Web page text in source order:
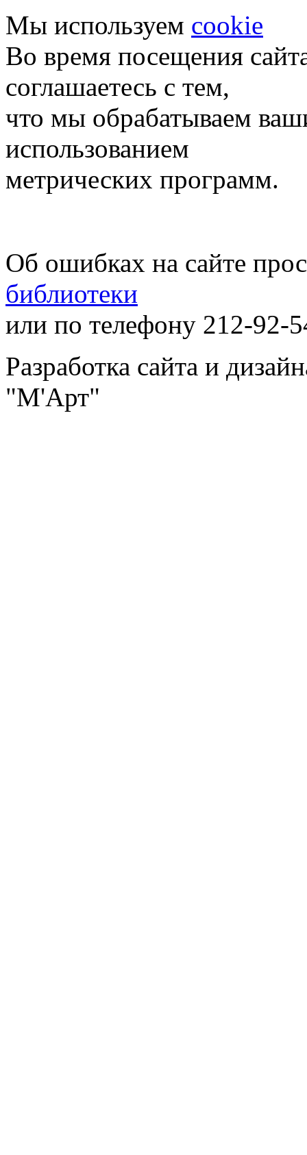
Мы используем cookie
Во время посещения
соглашаетесь с тем,
что мы обрабатываем
использованием
метрических программ.
Об ошибках на сайте
библиотеки
или по телефону 212-92-
Разработка сайта и
"М'Арт"